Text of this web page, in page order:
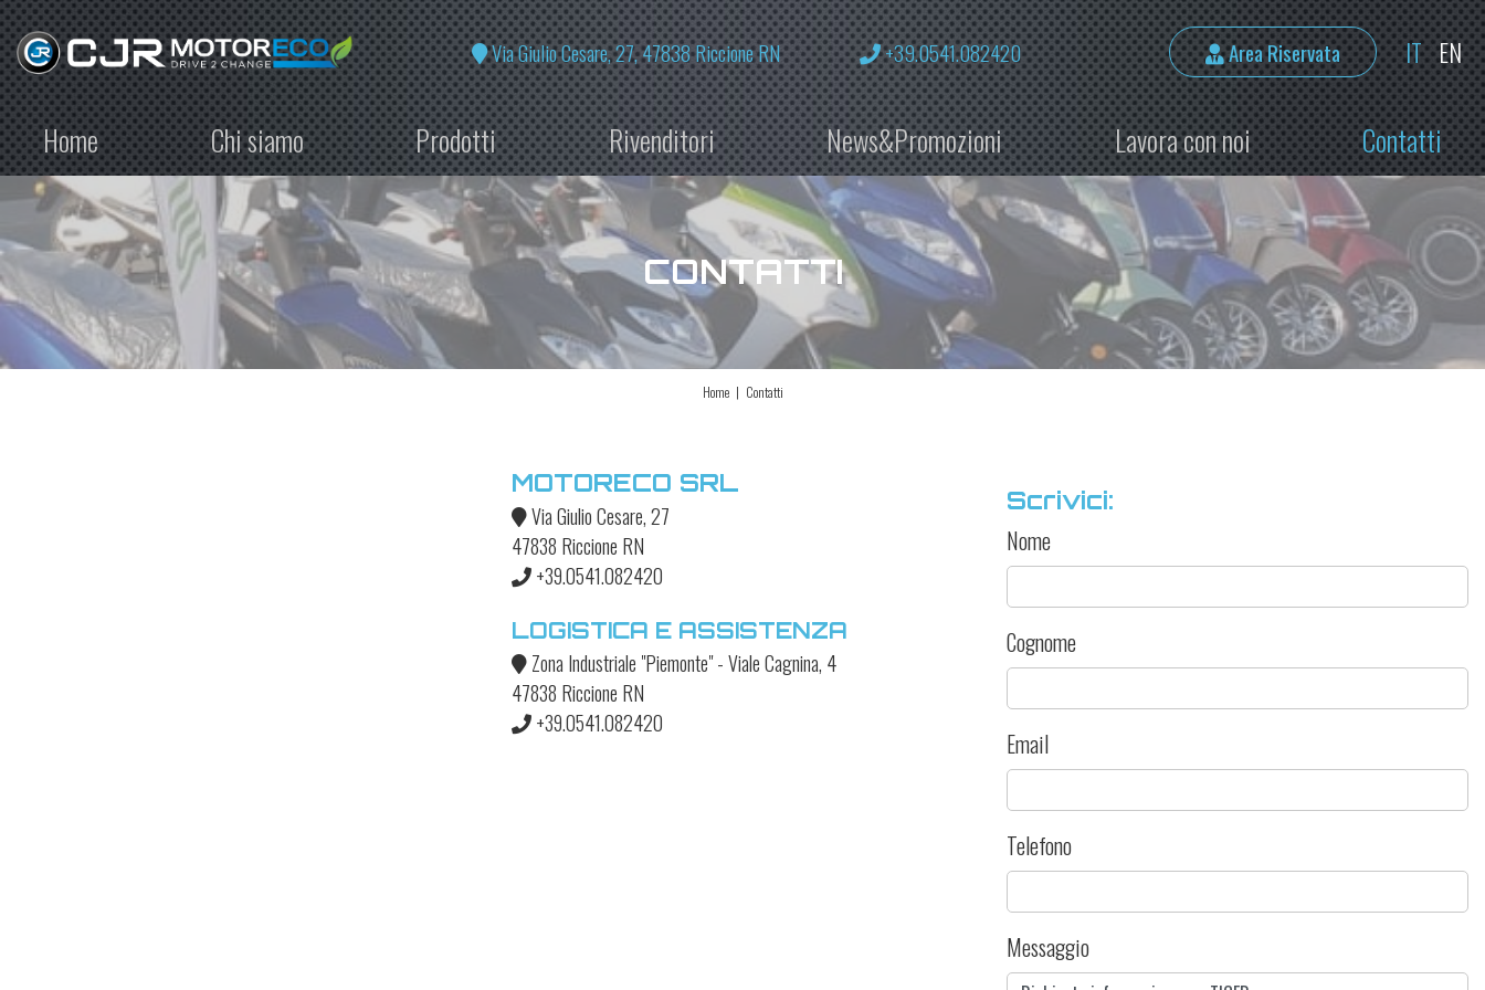
Via Giulio Cesare, 27, 47838 Riccione RN +39.0541.082420 Area Riservata IT EN
Home Chi siamo Prodotti Rivenditori News&Promozioni Lavora con noi Contatti
CONTATTI
Home Contatti
MOTORECO SRL
Via Giulio Cesare, 27
47838 Riccione RN
+39.0541.082420
LOGISTICA E ASSISTENZA
Zona Industriale "Piemonte" - Viale Cagnina, 4
47838 Riccione RN
+39.0541.082420
Scrivici:
Nome
Cognome
Email
Telefono
Messaggio